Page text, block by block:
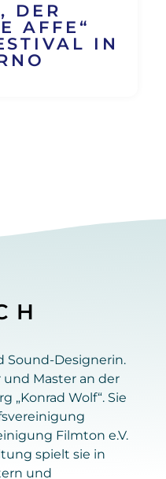
DER
AFFE“
IN
Sound-Designerin.
Master an der
„Konrad Wolf“. Sie
Filmton e.V.
spielt sie in
und